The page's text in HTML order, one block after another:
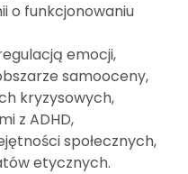
o funkcjonowaniu
emocji,
samooceny,
kryzysowych,
z ADHD,
społecznych,
etycznych.